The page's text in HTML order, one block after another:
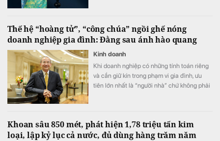
dự triển lãm và bộ quà tặng phiên bản giới
hạn phát triển từ tác phẩm bản quyền Van
dịch tại ABBank.
Thế hệ “hoàng tử”, “công chúa” ngồi ghế nóng
doanh nghiệp gia đình: Đằng sau ánh hào quang
Kinh doanh
Khi doanh nghiệp có những tính toán riêng
và cần giữ kín trong phạm vi gia đình, ưu
tiên lớn nhất là “người nhà” chứ không phải
Khoan sâu 850 mét, phát hiện 1,78 triệu tấn kim
loại, lập kỷ lục cả nước, đủ dùng hàng trăm năm